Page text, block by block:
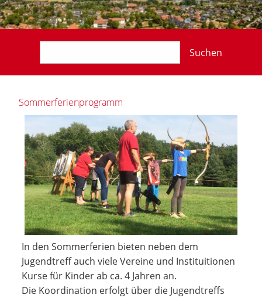
Suchen
Sommerferienprogramm
In den Sommerferien bieten neben dem
Jugendtreff auch viele Vereine und Instituitionen
Kurse für Kinder ab ca. 4 Jahren an.
Die Koordination erfolgt über die Jugendtreffs